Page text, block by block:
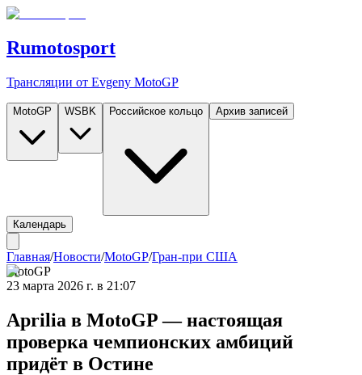
Rumotosport
Трансляции от Evgeny MotoGP
MotoGP WSBK Российское кольцо Архив записей
Календарь
Главная/Новости/MotoGP/Гран-при США
MotoGP
23 марта 2026 г. в 21:07
Aprilia в MotoGP — настоящая
проверка чемпионских амбиций
придёт в Остине